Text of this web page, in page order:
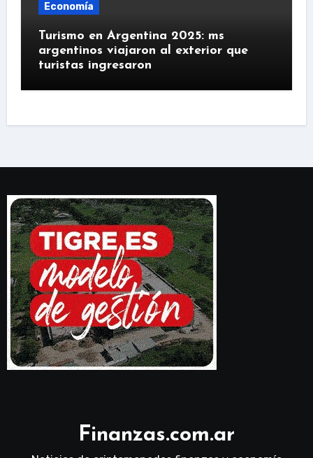
Economía
Turismo en Argentina 2025: ms
argentinos viajaron al exterior que
turistas ingresaron
Finanzas.com.ar